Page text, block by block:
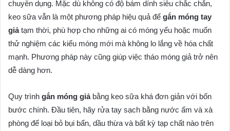
chuyên dụng. Mặc dù không có độ bám dính siêu chắc chắn,
keo sữa vẫn là một phương pháp hiệu quả để gắn móng tay
giảtạm thời, phù hợp cho những ai có móng yếu hoặc muốn
thử nghiệm các kiểu móng mới mà không lo lắng về hóa chất
mạnh. Phương pháp này cũng giúp việc tháo móng giả trở nên
dễ dàng hơn.
Quy trình gắn móng giảbằng keo sữa khá đơn giản với bốn
bước chính. Đầu tiên, hãy rửa tay sạch bằng nước ấm và xà
phòng để loại bỏ bụi bẩn, dầu thừa và bất kỳ tạp chất nào trên